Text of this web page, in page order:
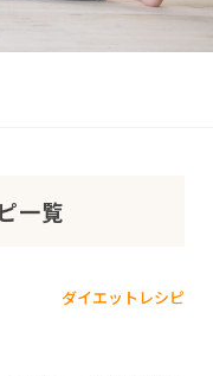
一覧
ダイエットレシピ